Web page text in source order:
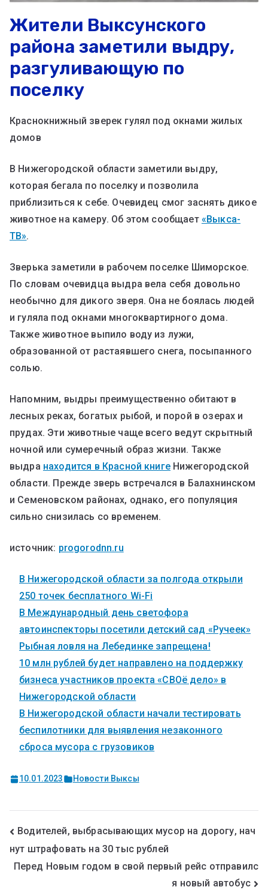
Жители Выксунского
района заметили выдру,
разгуливающую по
поселку
Краснокнижный зверек гулял под окнами жилых
домов
В Нижегородской области заметили выдру,
которая бегала по поселку и позволила
приблизиться к себе. Очевидец смог заснять дикое
животное на камеру. Об этом сообщает «Выкса-
ТВ».
Зверька заметили в рабочем поселке Шиморское.
По словам очевидца выдра вела себя довольно
необычно для дикого зверя. Она не боялась людей
и гуляла под окнами многоквартирного дома.
Также животное выпило воду из лужи,
образованной от растаявшего снега, посыпанного
солью.
Напомним, выдры преимущественно обитают в
лесных реках, богатых рыбой, и порой в озерах и
прудах. Эти животные чаще всего ведут скрытный
ночной или сумеречный образ жизни. Также
выдра находится в Красной книгеНижегородской
области. Прежде зверь встречался в Балахнинском
и Семеновском районах, однако, его популяция
сильно снизилась со временем.
источник: progorodnn.ru
В Нижегородской области за полгода открыли
250 точек бесплатного Wi-Fi
В Международный день светофора
автоинспекторы посетили детский сад «Ручеек»
Рыбная ловля на Лебединке запрещена!
10 млн рублей будет направлено на поддержку
бизнеса участников проекта «СВОё дело» в
Нижегородской области
В Нижегородской области начали тестировать
беспилотники для выявления незаконного
сброса мусора с грузовиков
10.01.2023 Новости Выксы
Водителей, выбрасывающих мусор на дорогу, нач
нут штрафовать на 30 тыс рублей
Перед Новым годом в свой первый рейс отправилс
я новый автобус